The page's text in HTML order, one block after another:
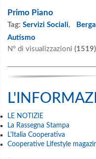
Primo Piano
Tag: Servizi Sociali,
Autismo
N° di visualizzazioni (1519)
LE NOTIZIE
La Rassegna Stampa
L'Italia Cooperativa
Cooperative Lifestyle